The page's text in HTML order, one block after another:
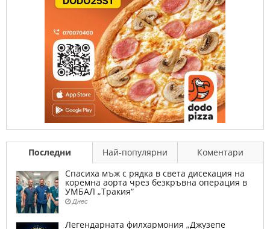
Последни Най-популярни
Коментари
Спасиха мъж с рядка в света дисекация на
коремна аорта чрез безкръвна операция в
УМБАЛ „Тракия“
Днес
Легендарната филхармония „Джузепе